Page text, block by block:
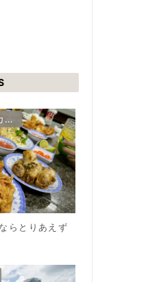
ホーチミン市のローカルグルメ
らとりあえず